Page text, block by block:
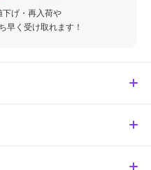
下げ・再入荷や
早く受け取れます！